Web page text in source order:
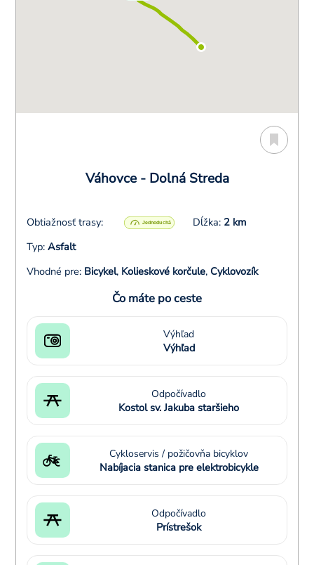
Váhovce - Dolná Streda
Obtiažnosť trasy: Dĺžka: 2 km
Typ: Asfalt
Vhodné pre: Bicykel, Kolieskové korčule, Cyklovozík
Čo máte po ceste
Výhľad
Výhľad
Odpočívadlo
Kostol sv. Jakuba staršieho
Cykloservis / požičovňa bicyklov
Nabíjacia stanica pre elektrobicykle
Odpočívadlo
Prístrešok